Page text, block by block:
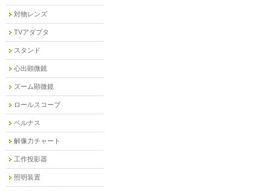
対物レンズ
TVアダプタ
スタンド
心出顕微鏡
ズーム顕微鏡
ロールスコープ
ベルナス
解像力チャート
工作投影器
照明装置